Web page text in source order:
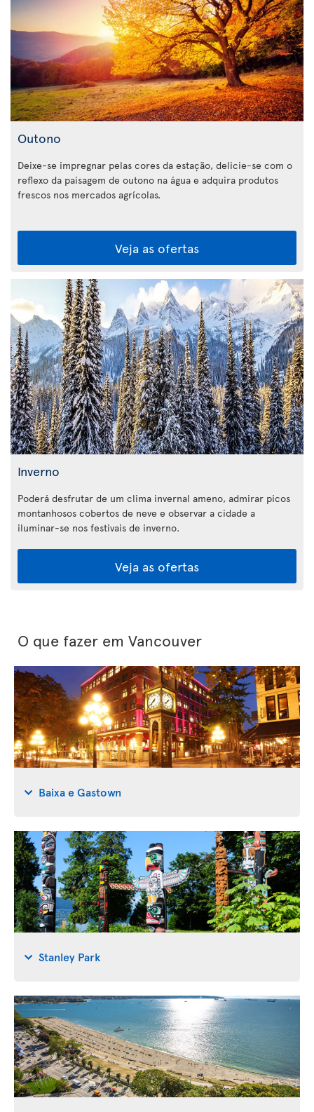
Outono
Deixe-se impregnar pelas cores da estação, delicie-se com o
reflexo da paisagem de outono na água e adquira produtos
frescos nos mercados agrícolas.
Veja as ofertas
Inverno
Poderá desfrutar de um clima invernal ameno, admirar picos
montanhosos cobertos de neve e observar a cidade a
iluminar-se nos festivais de inverno.
Veja as ofertas
O que fazer em Vancouver
Baixa e Gastown
Stanley Park